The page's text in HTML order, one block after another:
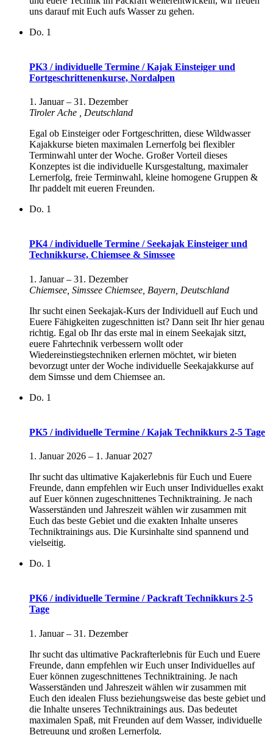
uns darauf mit Euch aufs Wasser zu gehen.
Do. 1
PK3 / individuelle Termine / Kajak Einsteiger und
Fortgeschrittenenkurse, Nordalpen
1. Januar– 31. Dezember
Tiroler Ache
, Deutschland
Egal ob Einsteiger oder Fortgeschritten, diese Wildwasser
Kajakkurse bieten maximalen Lernerfolg bei flexibler
Terminwahl unter der Woche. Großer Vorteil dieses
Konzeptes ist die individuelle Kursgestaltung, maximaler
Lernerfolg, freie Terminwahl, kleine homogene Gruppen &
Ihr paddelt mit eueren Freunden.
Do. 1
PK4 / individuelle Termine / Seekajak Einsteiger und
Technikkurse, Chiemsee & Simssee
1. Januar– 31. Dezember
Chiemsee, Simssee Chiemsee, Bayern, Deutschland
Ihr sucht einen Seekajak-Kurs der Individuell auf Euch und
Euere Fähigkeiten zugeschnitten ist? Dann seit Ihr hier genau
richtig. Egal ob Ihr das erste mal in einem Seekajak sitzt,
euere Fahrtechnik verbessern wollt oder
Wiedereinstiegstechniken erlernen möchtet, wir bieten
bevorzugt unter der Woche individuelle Seekajakkurse auf
dem Simsse und dem Chiemsee an.
Do. 1
PK5 / individuelle Termine / Kajak Technikkurs 2-5 Tage
1. Januar 2026 – 1. Januar 2027
Ihr sucht das ultimative Kajakerlebnis für Euch und Euere
Freunde, dann empfehlen wir Euch unser Individuelles exakt
auf Euer können zugeschnittenes Techniktraining. Je nach
Wasserständen und Jahreszeit wählen wir zusammen mit
Euch das beste Gebiet und die exakten Inhalte unseres
Techniktrainings aus. Die Kursinhalte sind spannend und
vielseitig.
Do. 1
PK6 / individuelle Termine / Packraft Technikkurs 2-5
Tage
1. Januar– 31. Dezember
Ihr sucht das ultimative Packrafterlebnis für Euch und Euere
Freunde, dann empfehlen wir Euch unser Individuelles auf
Euer können zugeschnittenes Techniktraining. Je nach
Wasserständen und Jahreszeit wählen wir zusammen mit
Euch den idealen Fluss beziehungsweise das beste gebiet und
die Inhalte unseres Techniktrainings aus. Das bedeutet
maximalen Spaß, mit Freunden auf dem Wasser, individuelle
Betreuung und großen Lernerfolg.